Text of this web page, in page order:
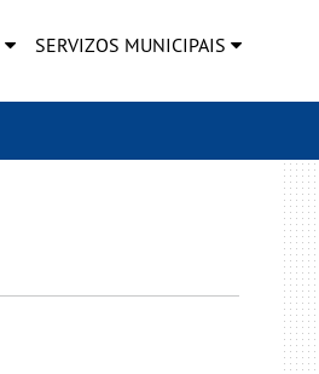
SERVIZOS MUNICIPAIS